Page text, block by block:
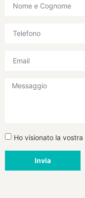
Ho visionato la vostra
Invia